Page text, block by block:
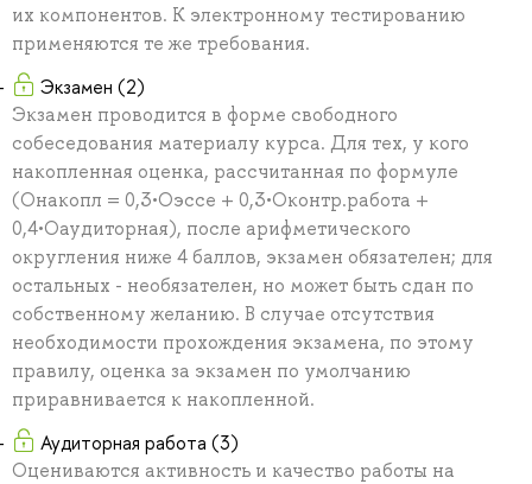
их компонентов. К электронному тестированию
применяются те же требования.
Экзамен (2)
Экзамен проводится в форме свободного
собеседования материалу курса. Для тех, у кого
накопленная оценка, рассчитанная по формуле
(Онакопл = 0,3•Оэссе + 0,3•Оконтр.работа +
0,4•Оаудиторная), после арифметического
округления ниже 4 баллов, экзамен обязателен; для
остальных - необязателен, но может быть сдан по
собственному желанию. В случае отсутствия
необходимости прохождения экзамена, по этому
правилу, оценка за экзамен по умолчанию
приравнивается к накопленной.
Аудиторная работа (3)
Оцениваются активность и качество работы на